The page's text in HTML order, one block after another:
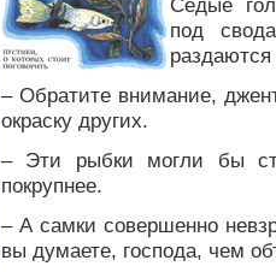
Седые
под
– Обратите внимание,
окраску других.
– Эти рыбки могли бы
покрупнее.
– А самки совершенно
вы думаете, господа, чем